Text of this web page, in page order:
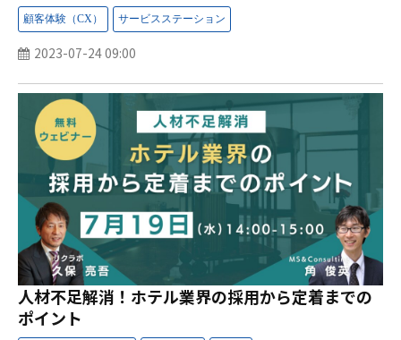
2023-07-24 09:00
人材不足解消！ホテル業界の採用から定着までの
ポイント